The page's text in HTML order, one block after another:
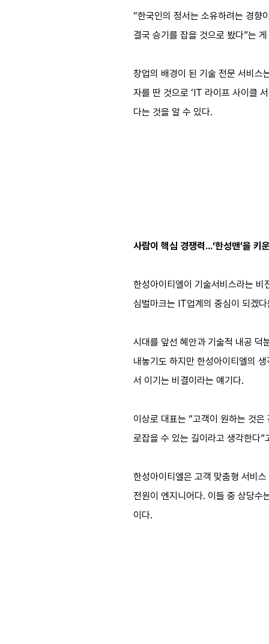
“한국인의 정서는 소유하려는 경향
결국 승기를 잡을 것으로 봤다”는
창업의 배경이 된 기술 전문 서비
자를 딴 것으로 ‘IT 라이프 사이클
다는 것을 알 수 있다.
사람이 핵심 경쟁력…‘한성맨’을 키
한성아이티엘이 기술서비스라는 비
심벌마크는 IT업계의 중심이 되겠
시대를 앞선 혜안과 기술적 내공 덕
내놓기도 하지만 한성아이티엘의
서 이기는 비결이라는 얘기다.
이상로 대표는 “고객이 원하는 것
로잡을 수 있는 길이라고 생각한다”
한성아이티엘은 고객 맞춤형 서비
전원이 엔지니어다. 이들 중 상당수
이다.